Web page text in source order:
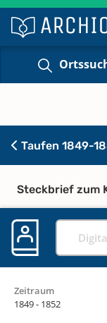
Taufen 1849-
Steckbrief zum
Zeitraum
1849 - 1852